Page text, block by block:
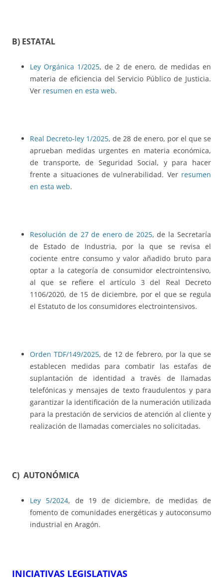
B) ESTATAL
Ley Orgánica 1/2025, de 2 de enero, de medidas en
materia de eficiencia del Servicio Público de Justicia.
Ver resumen en esta web.
Real Decreto-ley 1/2025, de 28 de enero, por el que se
aprueban medidas urgentes en materia económica,
de transporte, de Seguridad Social, y para hacer
frente a situaciones de vulnerabilidad. Verresumen
en esta web.
Resolución de 27 de enero de 2025, de la Secretaría
de Estado de Industria, por la que se revisa el
cociente entre consumo y valor añadido bruto para
optar a la categoría de consumidor electrointensivo,
al que se refiere el artículo 3 del Real Decreto
1106/2020, de 15 de diciembre, por el que se regula
el Estatuto de los consumidores electrointensivos.
Orden TDF/149/2025, de 12 de febrero, por la que se
establecen medidas para combatir las estafas de
suplantación de identidad a través de llamadas
telefónicas y mensajes de texto fraudulentos y para
garantizar la identificación de la numeración utilizada
para la prestación de servicios de atención al cliente y
realización de llamadas comerciales no solicitadas.
C) AUTONÓMICA
Ley 5/2024, de 19 de diciembre, de medidas de
fomento de comunidades energéticas y autoconsumo
industrial en Aragón.
INICIATIVAS LEGISLATIVAS